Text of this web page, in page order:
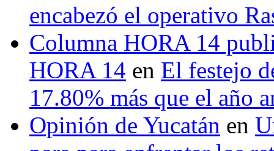
encabezó el operativo
Columna HORA 14
HORA 14 en El festejo
17.80% más que el año
Opinión de Yucatán en